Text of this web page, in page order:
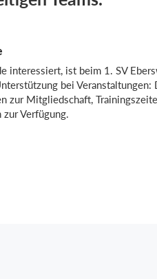
interessiert, ist beim 1. SV
bei Veranstaltungen:
zur Mitgliedschaft,
Verfügung.